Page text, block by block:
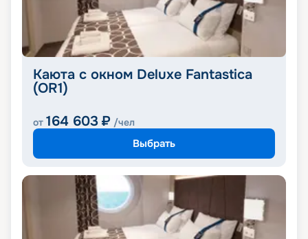
Каюта с окном Deluxe Fantastica
(OR1)
от 164 603 ₽ /чел
Выбрать